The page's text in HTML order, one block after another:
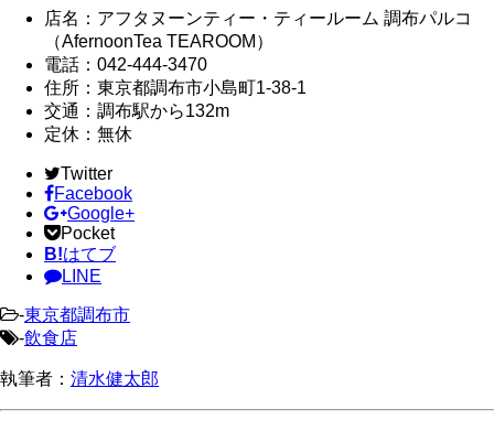
店名：アフタヌーンティー・ティールーム 調布パルコ
（AfernoonTea TEAROOM）
電話：042-444-3470
住所：東京都調布市小島町1-38-1
交通：調布駅から132m
定休：無休
Twitter
Facebook
Google+
Pocket
B!はてブ
LINE
-東京都調布市
-飲食店
執筆者： 清水健太郎